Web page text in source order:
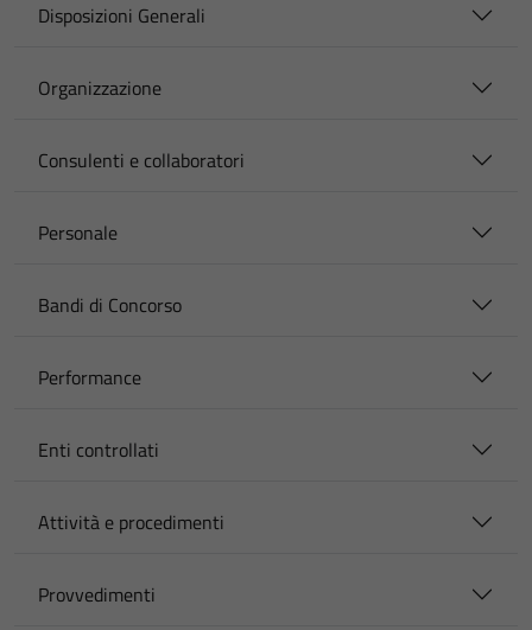
Disposizioni Generali
Organizzazione
Consulenti e collaboratori
Personale
Bandi di Concorso
Performance
Enti controllati
Attività e procedimenti
Provvedimenti